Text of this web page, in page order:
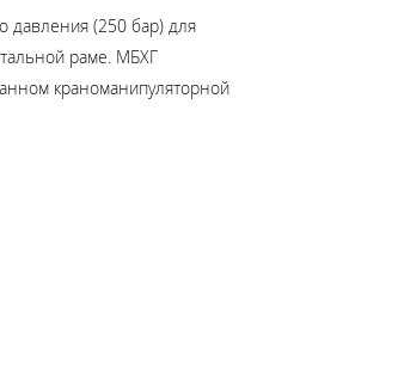
давления (250 бар) для
раме. МБХГ
краноманипуляторной